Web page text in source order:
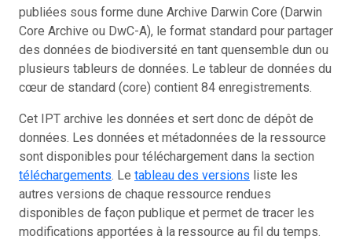
publiées sous forme dune Archive Darwin Core (Darwin
Core Archive ou DwC-A), le format standard pour partager
des données de biodiversité en tant quensemble dun ou
plusieurs tableurs de données. Le tableur de données du
cœur de standard (core) contient 84 enregistrements.
Cet IPT archive les données et sert donc de dépôt de
données. Les données et métadonnées de la ressource
sont disponibles pour téléchargement dans la section
téléchargements. Le tableau des versions liste les
autres versions de chaque ressource rendues
disponibles de façon publique et permet de tracer les
modifications apportées à la ressource au fil du temps.